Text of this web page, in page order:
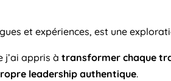
et expériences, est une
j’ai appris à transformer chaque
leadership authentique.